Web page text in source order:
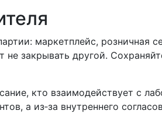
маркетплейс,
закрывать другой.
кто взаимодействует с
а из‑за внутреннего